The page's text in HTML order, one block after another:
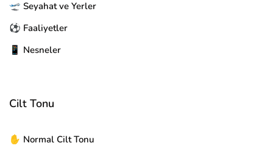
🛫 Seyahat ve Yerler
⚽ Faaliyetler
📱 Nesneler
Cilt Tonu
✋ Normal Cilt Tonu